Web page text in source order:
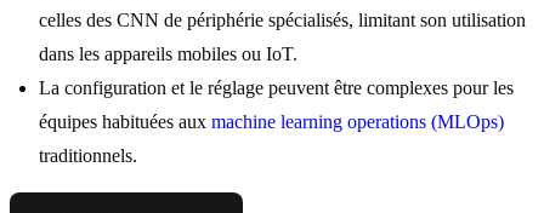
celles des CNN de périphérie spécialisés, limitant son utilisation
dans les appareils mobiles ou IoT.
La configuration et le réglage peuvent être complexes pour les
équipes habituées aux machine learning operations (MLOps)
traditionnels.